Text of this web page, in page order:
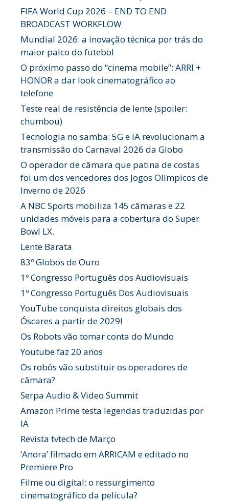
FIFA World Cup 2026 – END TO END
BROADCAST WORKFLOW
Mundial 2026: a inovação técnica por trás do
maior palco do futebol
O próximo passo do “cinema mobile”: ARRI +
HONOR a dar look cinematográfico ao
telefone
Teste real de resistência de lente (spoiler:
chumbou)
Tecnologia no samba: 5G e IA revolucionam a
transmissão do Carnaval 2026 da Globo
O operador de câmara que patina de costas
foi um dos vencedores dos Jogos Olímpicos de
Inverno de 2026
A NBC Sports mobiliza 145 câmaras e 22
unidades móveis para a cobertura do Super
Bowl LX.
Lente Barata
83º Globos de Ouro
1º Congresso Português dos Audiovisuais
1º Congresso Português Dos Audiovisuais
YouTube conquista direitos globais dos
Óscares a partir de 2029!
Os Robots vão tomar conta do Mundo
Youtube faz 20 anos
Os robôs vão substituir os operadores de
câmara?
Serpa Audio & Video Summit
Amazon Prime testa legendas traduzidas por
IA
Revista tvtech de Março
‘Anora’ filmado em ARRICAM e editado no
Premiere Pro
Filme ou digital: o ressurgimento
cinematográfico da película?